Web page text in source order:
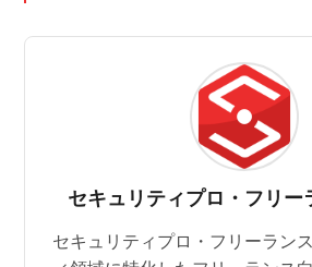
セキュリティプロ・フリー
セキュリティプロ・フリーラン